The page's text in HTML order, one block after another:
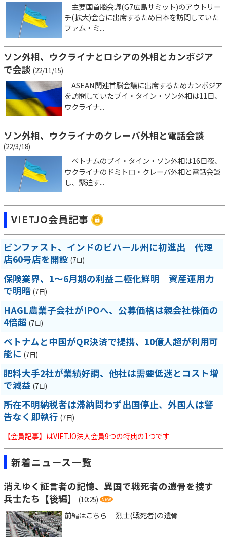
主要国首脳会議(G7広島サミット)のアウトリー
チ(拡大)会合に出席するため日本を訪問していた
ファム・ミ...
ソン外相、ウクライナとロシアの外相とカンボジア
で会談 (22/11/15)
ASEAN関連首脳会議に出席するためカンボジア
を訪問していたブイ・タイン・ソン外相は11日、
ウクライナ...
ソン外相、ウクライナのクレーバ外相と電話会談
(22/3/18)
ベトナムのブイ・タイン・ソン外相は16日夜、
ウクライナのドミトロ・クレーバ外相と電話会談
し、緊迫す...
VIETJO会員記事
ビンファスト、インドのビハール州に初進出 代理
店60号店を開設 (7日)
保険業界、1～6月期の利益二極化鮮明 資産運用力
で明暗 (7日)
HAGL農業子会社がIPOへ、公募価格は親会社株価の
4倍超 (7日)
ベトナムと中国がQR決済で提携、10億人超が利用可
能に (7日)
肥料大手2社が業績好調、他社は需要低迷とコスト増
で減益 (7日)
所在不明納税者は滞納問わず出国停止、外国人は警
告なく即執行 (7日)
【会員記事】はVIETJO法人会員9つの特典の1つです
新着ニュース一覧
消えゆく証言者の記憶、異国で戦死者の遺骨を捜す
兵士たち【後編】
(10:25)
前編はこちら 烈士(戦死者)の遺骨